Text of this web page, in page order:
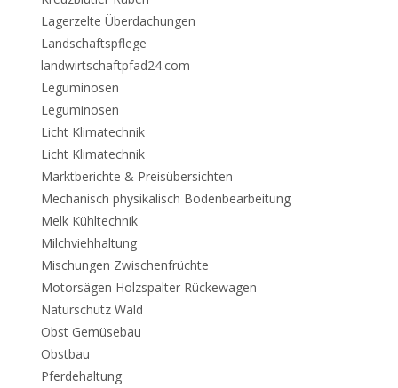
Lagerzelte Überdachungen
Landschaftspflege
landwirtschaftpfad24.com
Leguminosen
Leguminosen
Licht Klimatechnik
Licht Klimatechnik
Marktberichte & Preisübersichten
Mechanisch physikalisch Bodenbearbeitung
Melk Kühltechnik
Milchviehhaltung
Mischungen Zwischenfrüchte
Motorsägen Holzspalter Rückewagen
Naturschutz Wald
Obst Gemüsebau
Obstbau
Pferdehaltung